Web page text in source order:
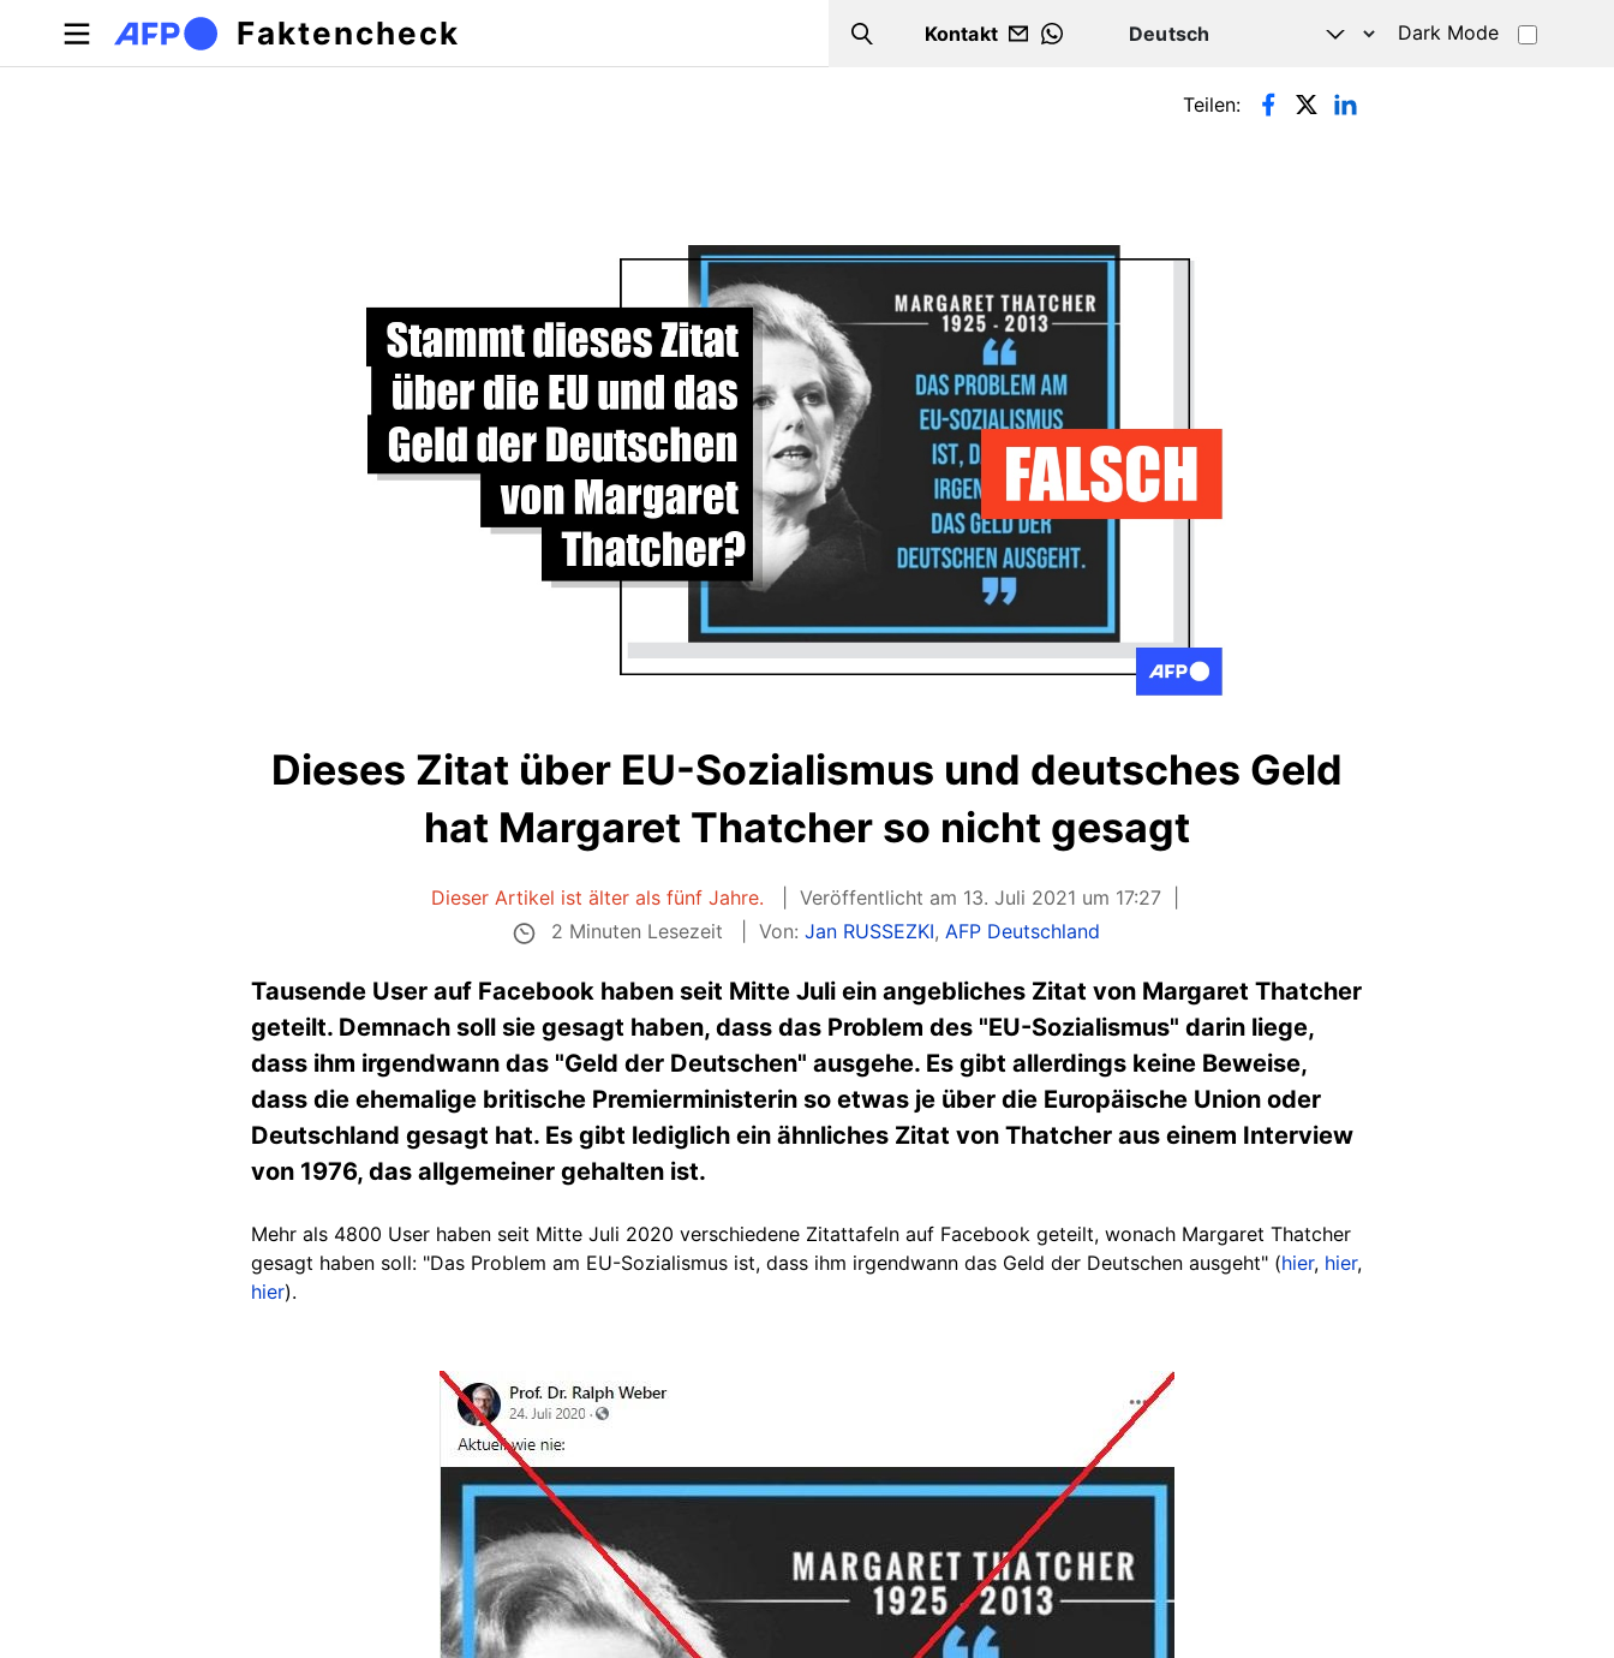
Faktencheck Search
Kontakt
WHATSAPP
Dark Mode
Primäre Reiter Teilen:
Dieses Zitat über EU-Sozialismus und deutsches Geld
hat Margaret Thatcher so nicht gesagt
Dieser Artikel ist älter als fünf Jahre.
Veröffentlicht am 13. Juli 2021 um 17:27
2 Minuten Lesezeit
Von:Jan RUSSEZKI,AFP Deutschland
Tausende User auf Facebook haben seit Mitte Juli ein angebliches Zitat von Margaret Thatcher
geteilt. Demnach soll sie gesagt haben, dass das Problem des "EU-Sozialismus" darin liege,
dass ihm irgendwann das "Geld der Deutschen" ausgehe. Es gibt allerdings keine Beweise,
dass die ehemalige britische Premierministerin so etwas je über die Europäische Union oder
Deutschland gesagt hat. Es gibt lediglich ein ähnliches Zitat von Thatcher aus einem Interview
von 1976, das allgemeiner gehalten ist.
Mehr als 4800 User haben seit Mitte Juli 2020 verschiedene Zitattafeln auf Facebook geteilt, wonach Margaret Thatcher
gesagt haben soll: "Das Problem am EU-Sozialismus ist, dass ihm irgendwann das Geld der Deutschen ausgeht" (hier, hier,
hier).